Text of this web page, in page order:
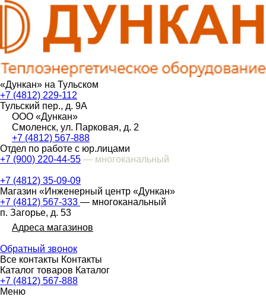
«Дункан» на Тульском
+7 (4812) 229-112
Тульский пер., д. 9А
ООО «Дункан»
Смоленск, ул. Парковая, д. 2
+7 (4812) 567-888
Отдел по работе с юр.лицами
+7 (900) 220-44-55 — многоканальный
+7 (4812) 35-09-09
Магазин «Инженерный центр «Дункан»
+7 (4812) 567-333 — многоканальный
п. Загорье, д. 53
Адреса магазинов
Обратный звонок
Все контакты Контакты
Каталог товаров Каталог
+7 (4812) 567-888
Меню